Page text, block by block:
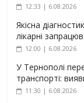
12:33 | 6.08.2026
Якісна
лікарні
12:00 | 6.08.2026
У Тернополі
транспорті:
11:30 | 6.08.2026